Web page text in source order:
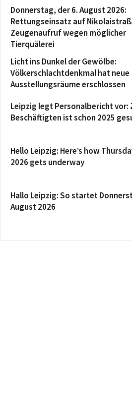
Donnerstag, der 6. August 2026:
Rettungseinsatz auf
Zeugenaufruf wegen möglicher
Tierquälerei
Licht ins Dunkel der Gewölbe:
Völkerschlachtdenkmal hat neue
Ausstellungsräume erschlossen
Leipzig legt Personalbericht vor:
Beschäftigten ist schon 2025
Hello Leipzig: Here’s how
2026 gets underway
Hallo Leipzig: So startet
August 2026